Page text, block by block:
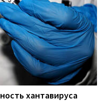
хантавируса